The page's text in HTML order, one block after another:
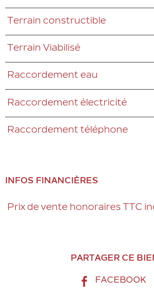
Terrain constructible
Terrain Viabilisé
Raccordement eau
Raccordement électricité
Raccordement téléphone
INFOS FINANCIÈRES
Caractéristiques Valeurs
Prix de vente honoraires TTC
PARTAGER CE
FACEBOOK